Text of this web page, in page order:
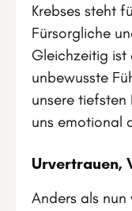
Krebses steht
Fürsorgliche
Gleichzeitig ist
unbewusste
unsere tiefsten
uns emotional
Urvertrauen,
Anders als